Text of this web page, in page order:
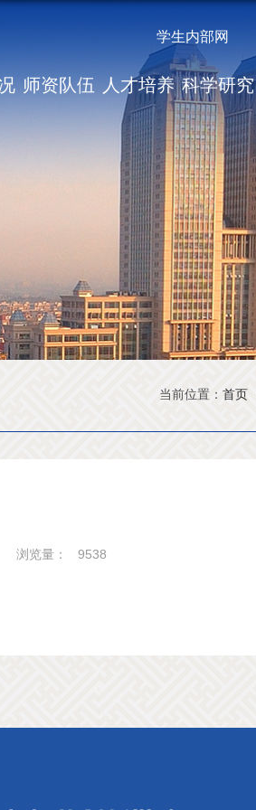
学生内部网
师资队伍 人才培养 科学研究
当前位置： 首页
浏览量： 9538